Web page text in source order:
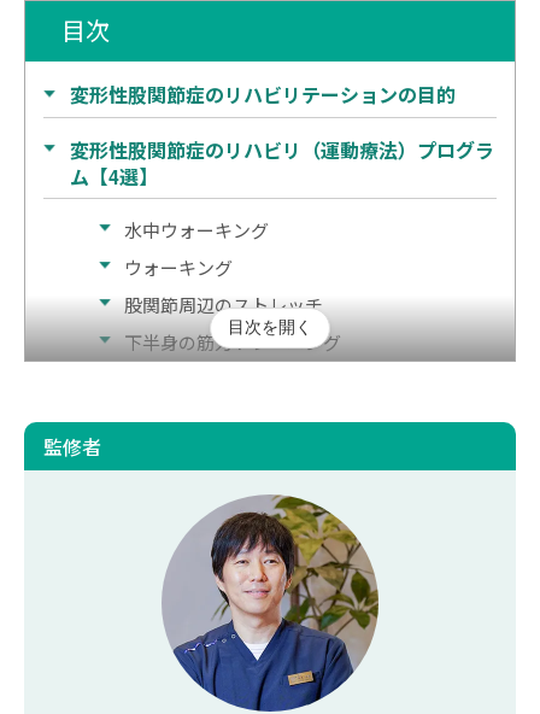
目次
変形性股関節症のリハビリテーションの目的
変形性股関節症のリハビリ（運動療法）プログラ
ム【4選】
水中ウォーキング
ウォーキング
股関節周辺のストレッチ
下半身の筋力トレーニング
トレッチ
股関節周辺を鍛える筋トレ
股関節周辺の柔軟性向上させるストレッチ
変形性股関節症のリハビリでやってはいけないこ
股関節に負担が大きい運動は避ける
痛みがあるときは無理をしない
目次を開く
監修者